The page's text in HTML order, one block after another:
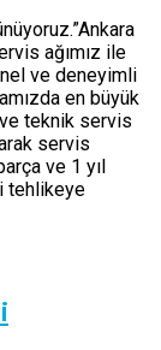
ağımız ile
ve deneyimli
en büyük
ve teknik servis
servis
ve 1 yıl
tehlikeye